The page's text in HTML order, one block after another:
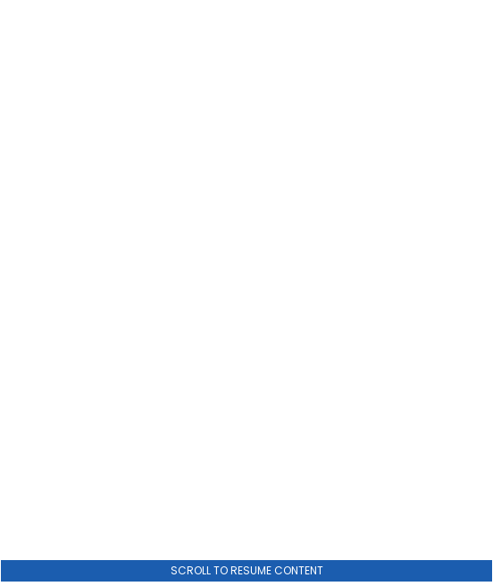
SCROLL TO RESUME CONTENT